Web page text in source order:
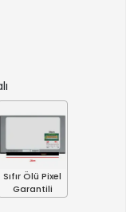
Sıfır Ölü Pixel
Garantili